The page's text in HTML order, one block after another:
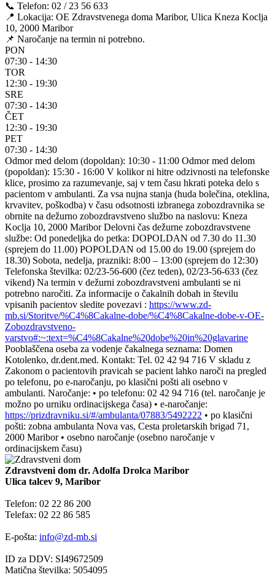
📞 Telefon: 02 / 23 56 633
📍 Lokacija: OE Zdravstvenega doma Maribor, Ulica Kneza Koclja
10, 2000 Maribor
📌 Naročanje na termin ni potrebno.
PON
07:30 - 14:30
TOR
12:30 - 19:30
SRE
07:30 - 14:30
ČET
12:30 - 19:30
PET
07:30 - 14:30
Odmor med delom (dopoldan): 10:30 - 11:00 Odmor med delom
(popoldan): 15:30 - 16:00 V kolikor ni hitre odzivnosti na telefonske
klice, prosimo za razumevanje, saj v tem času hkrati poteka delo s
pacientom v ambulanti. Za vsa nujna stanja (huda bolečina, oteklina,
krvavitev, poškodba) v času odsotnosti izbranega zobozdravnika se
obrnite na dežurno zobozdravstveno službo na naslovu: Kneza
Koclja 10, 2000 Maribor Delovni čas dežurne zobozdravstvene
službe: Od ponedeljka do petka: DOPOLDAN od 7.30 do 11.30
(sprejem do 11.00) POPOLDAN od 15.00 do 19.00 (sprejem do
18.30) Sobota, nedelja, prazniki: 8:00 – 13:00 (sprejem do 12:30)
Telefonska številka: 02/23-56-600 (čez teden), 02/23-56-633 (čez
vikend) Na termin v dežurni zobozdravstveni ambulanti se ni
potrebno naročiti. Za informacije o čakalnih dobah in številu
vpisanih pacientov sledite povezavi : https://www.zd-
mb.si/Storitve/%C4%8Cakalne-dobe/%C4%8Cakalne-dobe-v-OE-
Zobozdravstveno-
varstvo#:~:text=%C4%8Cakalne%20dobe%20in%20glavarine
Pooblaščena oseba za vodenje čakalnega seznama: Domen
Kotolenko, dr.dent.med. Kontakt: Tel. 02 42 94 716 V skladu z
Zakonom o pacientovih pravicah se pacient lahko naroči na pregled
po telefonu, po e-naročanju, po klasični pošti ali osebno v
ambulanti. Naročanje: • po telefonu: 02 42 94 716 (tel. naročanje je
možno po urniku ordinacijskega časa) • e-naročanje:
https://prizdravniku.si/#/ambulanta/07883/5492222 • po klasični
pošti: zobna ambulanta Nova vas, Cesta proletarskih brigad 71,
2000 Maribor • osebno naročanje (osebno naročanje v
ordinacijskem času)
Zdravstveni dom dr. Adolfa Drolca Maribor
Ulica talcev 9, Maribor
Telefon: 02 22 86 200
Telefax: 02 22 86 585
E-pošta: info@zd-mb.si
ID za DDV: SI49672509
Matična številka: 5054095